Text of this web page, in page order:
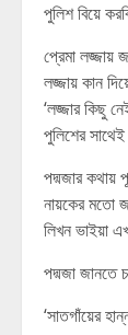
পুলিশ বিয়ে
প্রেমা লজ্জায়
লজ্জায় কান
‘লজ্জার কিছু
পুলিশের
পদ্মজার কথায়
নায়কের মতো
লিখন ভাইয়া
পদ্মজা জানতে
‘সাতগাঁয়ের